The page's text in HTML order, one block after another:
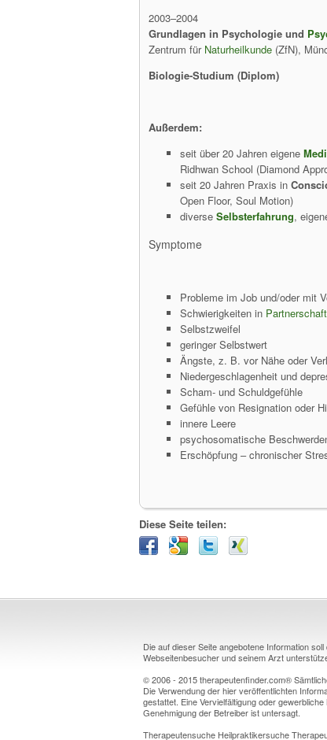
2003–2004
Grundlagen in Psychologie und
Zentrum für Naturheilkunde (ZfN),
Biologie-Studium (Diplom)
Außerdem:
seit über 20 Jahren eigene
Ridhwan School (Diamond
seit 20 Jahren Praxis in
Open Floor, Soul Motion)
diverse Selbsterfahrung,
Symptome
Probleme im Job und/oder mit
Schwierigkeiten in Partnerschaft
Selbstzweifel
geringer Selbstwert
Ängste, z. B. vor Nähe oder
Niedergeschlagenheit und
Scham- und Schuldgefühle
Gefühle von Resignation oder
innere Leere
psychosomatische
Erschöpfung – chronischer
Diese Seite teilen:
Die auf dieser Seite angebotene Information
Webseitenbesucher und seinem Arzt
© 2006 - 2015 therapeutenfinder.com®
Die Verwendung der hier veröffentlichten
gestattet. Eine Vervielfältigung oder
Genehmigung der Betreiber ist untersagt.
Therapeutensuche Heilpraktikersuche